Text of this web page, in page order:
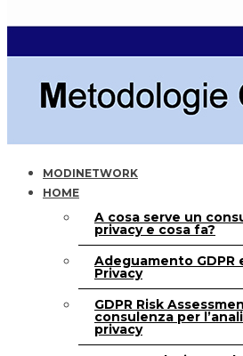
MODINETWORK
HOME
A cosa serve un
privacy e cosa fa?
Adeguamento GDPR
Privacy
GDPR Risk
consulenza per
privacy